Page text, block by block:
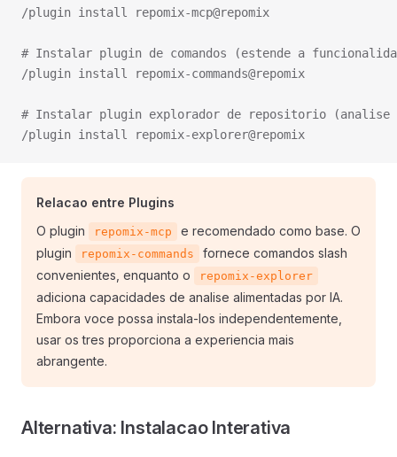
/plugin install repomix-mcp@repomix
# Instalar plugin de comandos (estende a
/plugin install repomix-commands@repomix
# Instalar plugin explorador de repositorio (analise
/plugin install repomix-explorer@repomix
Relacao entre Plugins
O plugin
repomix-mcp
e recomendado como base. O
plugin
repomix-commands
fornece comandos slash
convenientes, enquanto o
repomix-explorer
adiciona capacidades de analise alimentadas por IA.
Embora voce possa instala-los independentemente,
usar os tres proporciona a experiencia mais
abrangente.
Alternativa: Instalacao Interativa